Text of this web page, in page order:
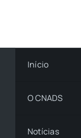
Início
O CNADS
Notícias